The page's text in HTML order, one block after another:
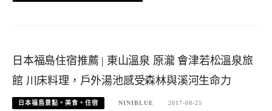
日本福島住宿推薦 | 東山溫泉 原瀧 會津若松溫泉旅
館 川床料理，戶外湯池感受森林與溪河生命力
日本福島景點。美食。住宿 NINIBLUE 2017-08-25